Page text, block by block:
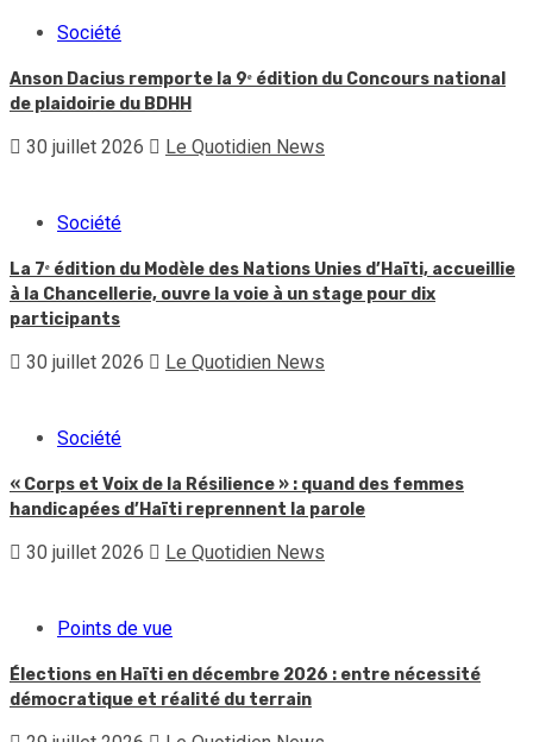
Société
Anson Dacius remporte la 9ᵉ édition du Concours national
de plaidoirie du BDHH
30 juillet 2026 Le Quotidien News
Société
La 7ᵉ édition du Modèle des Nations Unies d’Haïti, accueillie
à la Chancellerie, ouvre la voie à un stage pour dix
participants
30 juillet 2026 Le Quotidien News
Société
« Corps et Voix de la Résilience » : quand des femmes
handicapées d’Haïti reprennent la parole
30 juillet 2026 Le Quotidien News
Points de vue
Élections en Haïti en décembre 2026 : entre nécessité
démocratique et réalité du terrain